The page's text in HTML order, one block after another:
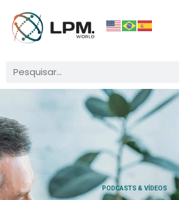
PODCASTS & VÍDEOS